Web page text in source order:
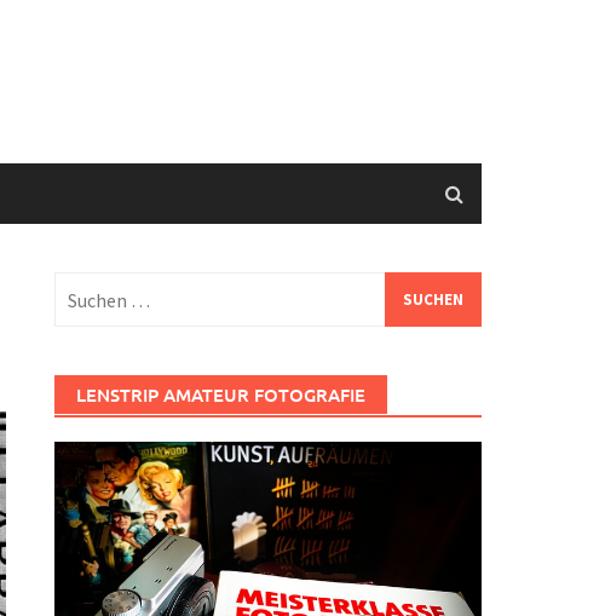
nach:
LENSTRIP AMATEUR FOTOGRAFIE